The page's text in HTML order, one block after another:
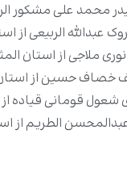
محمد على مشکور
الربیعى از
ملاجى از استان
خصاف حسین از
شعول قومانى قیاده
الطریم از